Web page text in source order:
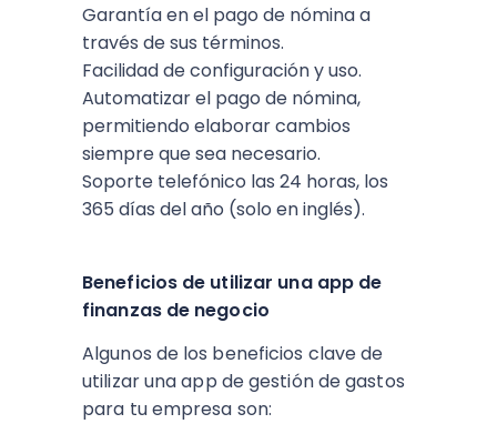
Garantía en el pago de nómina a
través de sus términos.
Facilidad de configuración y uso.
Automatizar el pago de nómina,
permitiendo elaborar cambios
siempre que sea necesario.
Soporte telefónico las 24 horas, los
365 días del año (solo en inglés).
Beneficios de utilizar una app de
finanzas de negocio
Algunos de los beneficios clave de
utilizar una app de gestión de gastos
para tu empresa son: